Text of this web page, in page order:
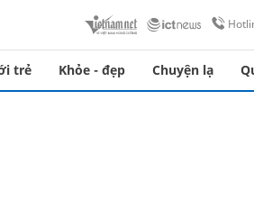
trẻ Khỏe - đẹp Chuyện lạ